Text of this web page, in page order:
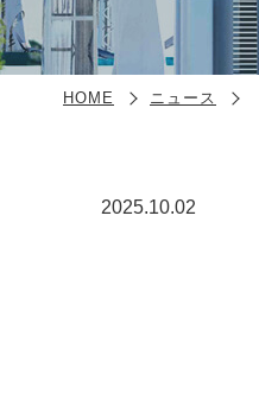
HOME ニュース
2025.10.02